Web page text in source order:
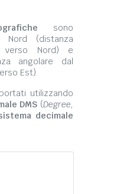
sono
Nord (distanza
verso Nord) e
angolare dal
Est).
utilizzando
DMS (Degree,
decimale